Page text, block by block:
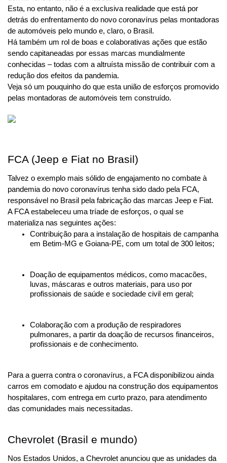
Esta, no entanto, não é a exclusiva realidade que está por
detrás do enfrentamento do novo coronavírus pelas montadoras
de automóveis pelo mundo e, claro, o Brasil.
Há também um rol de boas e colaborativas ações que estão
sendo capitaneadas por essas marcas mundialmente
conhecidas – todas com a altruísta missão de contribuir com a
redução dos efeitos da pandemia.
Veja só um pouquinho do que esta união de esforços promovido
pelas montadoras de automóveis tem construído.
FCA (Jeep e Fiat no Brasil)
Talvez o exemplo mais sólido de engajamento no combate à
pandemia do novo coronavírus tenha sido dado pela FCA,
responsável no Brasil pela fabricação das marcas Jeep e Fiat.
A FCA estabeleceu uma tríade de esforços, o qual se
materializa nas seguintes ações:
Contribuição para a instalação de hospitais de campanha
em Betim-MG e Goiana-PE, com um total de 300 leitos;
Doação de equipamentos médicos, como macacões,
luvas, máscaras e outros materiais, para uso por
profissionais de saúde e sociedade civil em geral;
Colaboração com a produção de respiradores
pulmonares, a partir da doação de recursos financeiros,
profissionais e de conhecimento.
Para a guerra contra o coronavírus, a FCA disponibilizou ainda
carros em comodato e ajudou na construção dos equipamentos
hospitalares, com entrega em curto prazo, para atendimento
das comunidades mais necessitadas.
Chevrolet (Brasil e mundo)
Nos Estados Unidos, a Chevrolet anunciou que as unidades da